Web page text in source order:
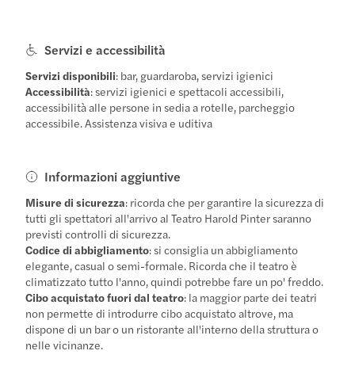
Servizi e accessibilità
Servizi disponibili: bar, guardaroba, servizi igienici
Accessibilità: servizi igienici e spettacoli accessibili,
accessibilità alle persone in sedia a rotelle, parcheggio
accessibile. Assistenza visiva e uditiva
Informazioni aggiuntive
Misure di sicurezza: ricorda che per garantire la sicurezza di
tutti gli spettatori all'arrivo al Teatro Harold Pinter saranno
previsti controlli di sicurezza.
Codice di abbigliamento: si consiglia un abbigliamento
elegante, casual o semi-formale. Ricorda che il teatro è
climatizzato tutto l'anno, quindi potrebbe fare un po' freddo.
Cibo acquistato fuori dal teatro: la maggior parte dei teatri
non permette di introdurre cibo acquistato altrove, ma
dispone di un bar o un ristorante all'interno della struttura o
nelle vicinanze.